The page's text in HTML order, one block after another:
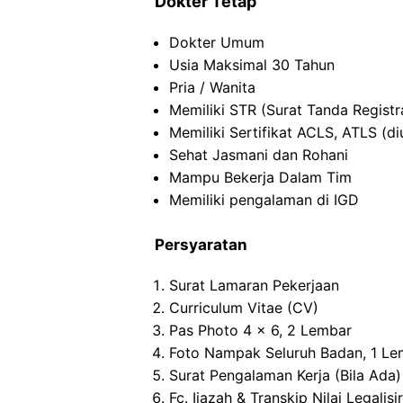
Dokter Umum
Usia Maksimal 30 Tahun
Pria / Wanita
Memiliki STR (Surat Tanda
Memiliki Sertifikat ACLS, ATLS
Sehat Jasmani dan Rohani
Mampu Bekerja Dalam Tim
Memiliki pengalaman di IGD
Persyaratan
Surat Lamaran Pekerjaan
Curriculum Vitae (CV)
Pas Photo 4 x 6, 2 Lembar
Foto Nampak Seluruh Badan, 1
Surat Pengalaman Kerja (Bila Ada)
Fc. Ijazah & Transkip Nilai Legalisir